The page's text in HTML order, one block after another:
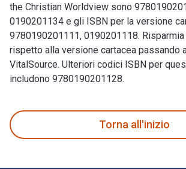
the Christian Worldview sono
0190201134 e gli ISBN per la versione
9780190201111, 0190201118. Risparmia
rispetto alla versione cartacea passando
VitalSource. Ulteriori codici ISBN per
includono 9780190201128.
Torna all'inizio